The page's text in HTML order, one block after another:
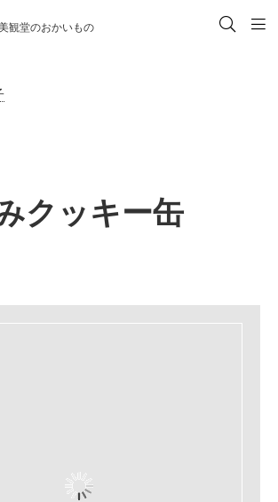
観堂のおかいもの
クッキー缶